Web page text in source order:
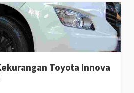
Toyota Innova